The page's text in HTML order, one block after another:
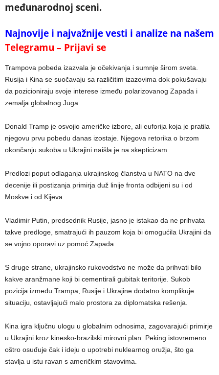
međunarodnoj sceni.
Najnovije i najvažnije vesti i analize na našem
Telegramu – Prijavi se
Trampova pobeda izazvala je očekivanja i sumnje širom sveta.
Rusija i Kina se suočavaju sa različitim izazovima dok pokušavaju
da pozicioniraju svoje interese između polarizovanog Zapada i
zemalja globalnog Juga.
Donald Tramp je osvojio američke izbore, ali euforija koja je pratila
njegovu prvu pobedu danas izostaje. Njegova retorika o brzom
okončanju sukoba u Ukrajini naišla je na skepticizam.
Predlozi poput odlaganja ukrajinskog članstva u NATO na dve
decenije ili postizanja primirja duž linije fronta odbijeni su i od
Moskve i od Kijeva.
Vladimir Putin, predsednik Rusije, jasno je istakao da ne prihvata
takve predloge, smatrajući ih pauzom koja bi omogućila Ukrajini da
se vojno oporavi uz pomoć Zapada.
S druge strane, ukrajinsko rukovodstvo ne može da prihvati bilo
kakve aranžmane koji bi cementirali gubitak teritorije. Sukob
pozicija između Trampa, Rusije i Ukrajine dodatno komplikuje
situaciju, ostavljajući malo prostora za diplomatska rešenja.
Kina igra ključnu ulogu u globalnim odnosima, zagovarajući primirje
u Ukrajini kroz kinesko-brazilski mirovni plan. Peking istovremeno
oštro osuđuje čak i ideju o upotrebi nuklearnog oružja, što ga
stavlja u istu ravan s američkim stavovima.